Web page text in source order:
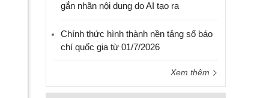
gắn nhãn nội dung do AI tạo ra
Chính thức hình thành nền tảng số báo
chí quốc gia từ 01/7/2026
Xem thêm